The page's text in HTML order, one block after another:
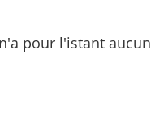
pour l'istant aucun